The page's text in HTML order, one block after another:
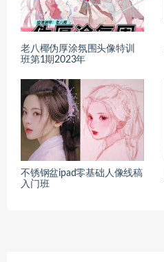
老八椰伪厚涂氛围头像特训
班第1期2023年
不锈钢盆ipad零基础人像线稿
入门班